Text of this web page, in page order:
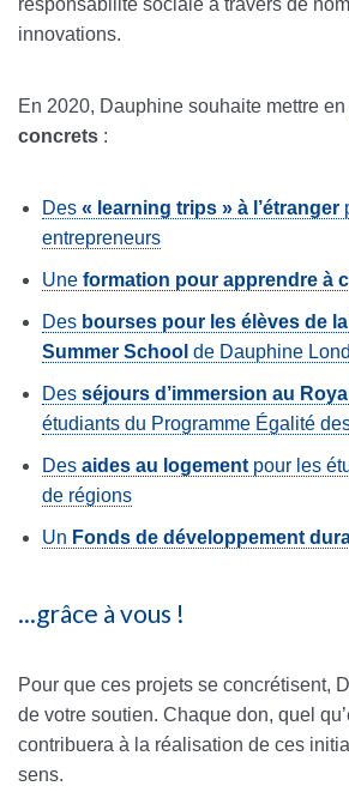
responsabilité sociale à travers de
innovations.
En 2020, Dauphine souhaite mettre
concrets :
Des « learning trips » à l’étranger
entrepreneurs
Une formation pour apprendre à
Des bourses pour les élèves de
Summer School de Dauphine
Des séjours d’immersion au
étudiants du Programme Égalité
Des aides au logement pour les
de régions
Un Fonds de développement
...grâce à vous !
Pour que ces projets se concrétisent,
de votre soutien. Chaque don, quel
contribuera à la réalisation de ces
sens.